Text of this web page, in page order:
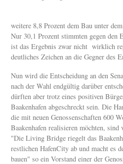
weitere 8,8 Prozent dem Bau unter
Nur 30,1 Prozent stimmten gegen den
ist das Ergebnis zwar nicht wirklich
deutliches Zeichen an die Gegner des
Nun wird die Entscheidung an den
nach der Wahl endgültig darüber
dürften aber trotz eines positiven
Baakenhafen abgeschreckt sein. Die
die mit neuen Genossenschaften 600
Baakenhafen realisieren möchten,
"Die Living Bridge riegelt das
restlichen HafenCity ab und macht es
bauen" so ein Vorstand einer der